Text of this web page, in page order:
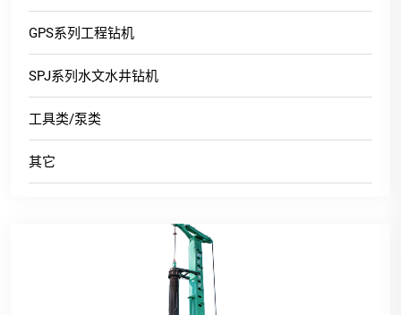
GPS系列工程钻机
SPJ系列水文水井钻机
工具类/泵类
其它